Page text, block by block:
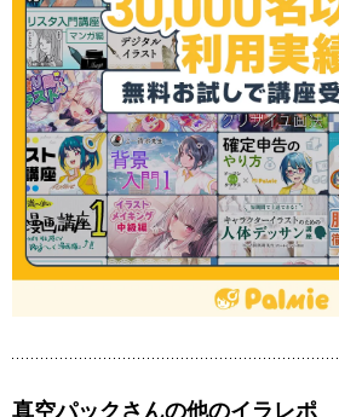
真空パックさんの他のイラレポ